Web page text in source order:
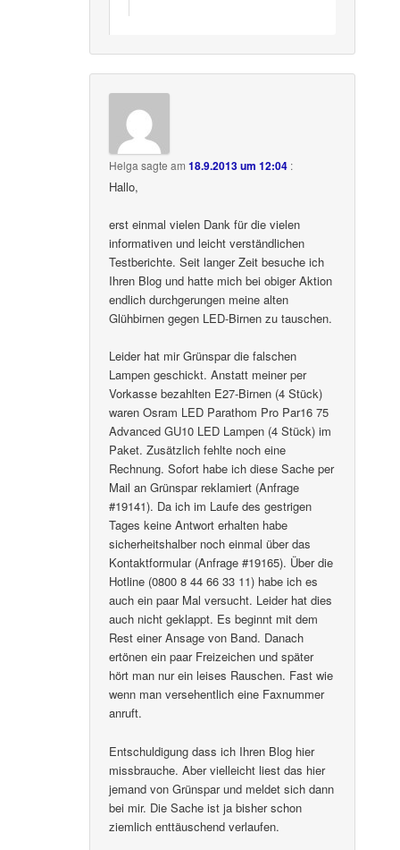
Helga sagte am18.9.2013 um 12:04 :
Hallo,
erst einmal vielen Dank für die vielen
informativen und leicht verständlichen
Testberichte. Seit langer Zeit besuche ich
Ihren Blog und hatte mich bei obiger Aktion
endlich durchgerungen meine alten
Glühbirnen gegen LED-Birnen zu tauschen.
Leider hat mir Grünspar die falschen
Lampen geschickt. Anstatt meiner per
Vorkasse bezahlten E27-Birnen (4 Stück)
waren Osram LED Parathom Pro Par16 75
Advanced GU10 LED Lampen (4 Stück) im
Paket. Zusätzlich fehlte noch eine
Rechnung. Sofort habe ich diese Sache per
Mail an Grünspar reklamiert (Anfrage
#19141). Da ich im Laufe des gestrigen
Tages keine Antwort erhalten habe
sicherheitshalber noch einmal über das
Kontaktformular (Anfrage #19165). Über die
Hotline (0800 8 44 66 33 11) habe ich es
auch ein paar Mal versucht. Leider hat dies
auch nicht geklappt. Es beginnt mit dem
Rest einer Ansage von Band. Danach
ertönen ein paar Freizeichen und später
hört man nur ein leises Rauschen. Fast wie
wenn man versehentlich eine Faxnummer
anruft.
Entschuldigung dass ich Ihren Blog hier
missbrauche. Aber vielleicht liest das hier
jemand von Grünspar und meldet sich dann
bei mir. Die Sache ist ja bisher schon
ziemlich enttäuschend verlaufen.